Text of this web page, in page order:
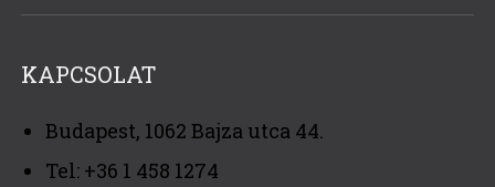
KAPCSOLAT
Budapest, 1062 Bajza utca 44.
Tel: +36 1 458 1274